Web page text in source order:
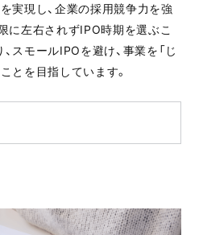
実現し、企業の採用競争力を強
に左右されずIPO時期を選ぶこ
スモールIPOを避け、事業を「じ
とを目指しています。